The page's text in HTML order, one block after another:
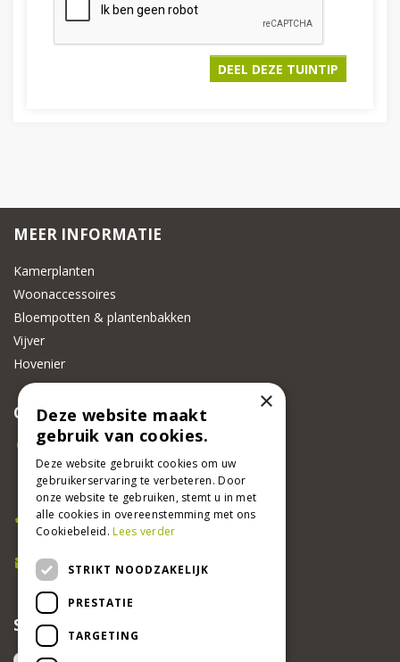
MEER INFORMATIE
Kamerplanten
Woonaccessoires
Bloempotten & plantenbakken
Vijver
Hovenier
CONTACT
Beeker Tuincentrum
Adsteeg 31
6191 PW Beek
Bel ons
046 437 2881
E-mail
info@beekertuincentrum.nl
SCHRIJF EEN RECENSIE EN WIN!
×
Deze website maakt
gebruik van cookies.
Deze website gebruikt cookies om uw
gebruikerservaring te verbeteren. Door
onze website te gebruiken, stemt u in met
alle cookies in overeenstemming met ons
Cookiebeleid.Lees verder
STRIKT NOODZAKELIJK
PRESTATIE
TARGETING